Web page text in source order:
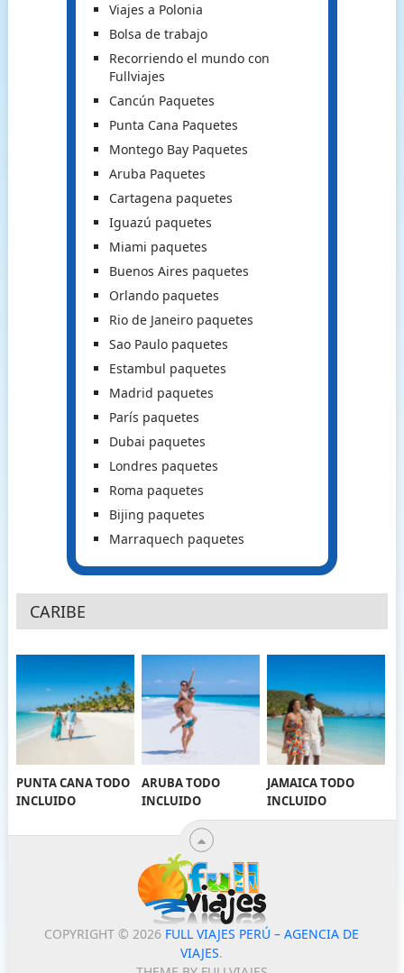
Viajes a Polonia
Bolsa de trabajo
Recorriendo el mundo con
Fullviajes
Cancún Paquetes
Punta Cana Paquetes
Montego Bay Paquetes
Aruba Paquetes
Cartagena paquetes
Iguazú paquetes
Miami paquetes
Buenos Aires paquetes
Orlando paquetes
Rio de Janeiro paquetes
Sao Paulo paquetes
Estambul paquetes
Madrid paquetes
París paquetes
Dubai paquetes
Londres paquetes
Roma paquetes
Bijing paquetes
Marraquech paquetes
CARIBE
PUNTA CANA TODO
INCLUIDO
ARUBA TODO
INCLUIDO
JAMAICA TODO
INCLUIDO
COPYRIGHT © 2026 FULL VIAJES PERÚ – AGENCIA DE
VIAJES.